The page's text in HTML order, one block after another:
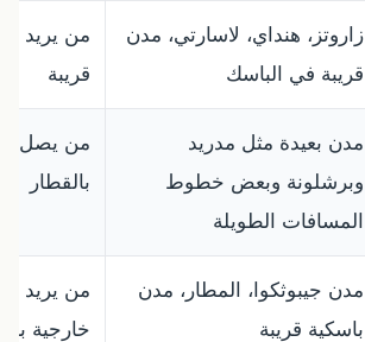
زاروتز، هنداي، لاسارتي، مدن
قريبة في الباسك
من يريد
قريبة
مدن بعيدة مثل مدريد
وبرشلونة وبعض خطوط
المسافات الطويلة
من يصل أو
بالقطار
مدن جيبوثكوا، المطار، مدن
باسكية قريبة
من يريد
خارجية